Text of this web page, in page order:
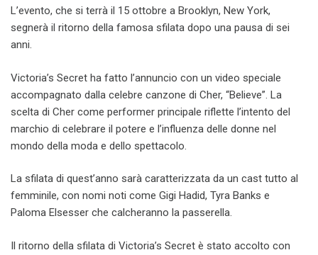
L’evento, che si terrà il 15 ottobre a Brooklyn, New York,
segnerà il ritorno della famosa sfilata dopo una pausa di sei
anni.
Victoria’s Secret ha fatto l’annuncio con un video speciale
accompagnato dalla celebre canzone di Cher, “Believe”. La
scelta di Cher come performer principale riflette l’intento del
marchio di celebrare il potere e l’influenza delle donne nel
mondo della moda e dello spettacolo.
La sfilata di quest’anno sarà caratterizzata da un cast tutto al
femminile, con nomi noti come Gigi Hadid, Tyra Banks e
Paloma Elsesser che calcheranno la passerella.
Il ritorno della sfilata di Victoria’s Secret è stato accolto con